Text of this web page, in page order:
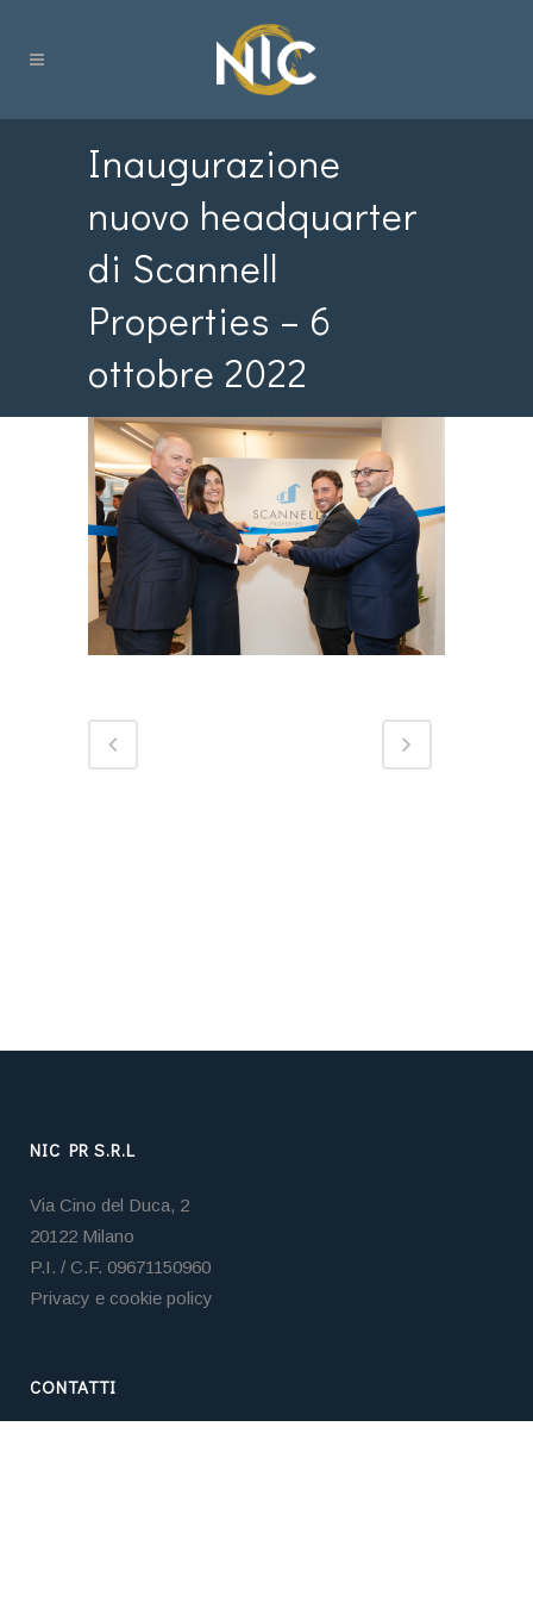
Inaugurazione
nuovo headquarter
di Scannell
Properties – 6
ottobre 2022
NIC PR S.R.L
Via Cino del Duca, 2
20122 Milano
P.I. / C.F. 09671150960
Privacy e cookie policy
CONTATTI